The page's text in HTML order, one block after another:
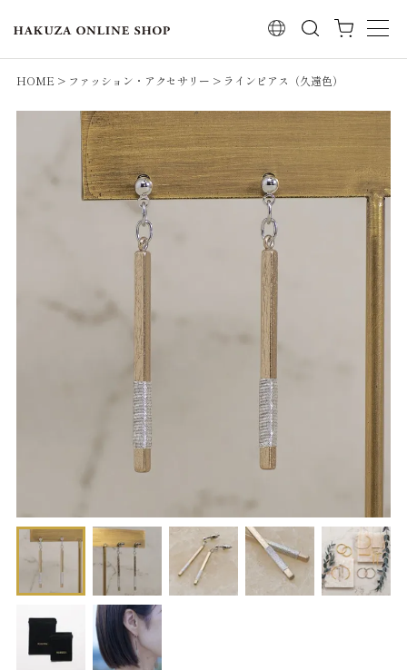
検索
HOME ファッション・アクセサリー ラインピアス（久遠色）